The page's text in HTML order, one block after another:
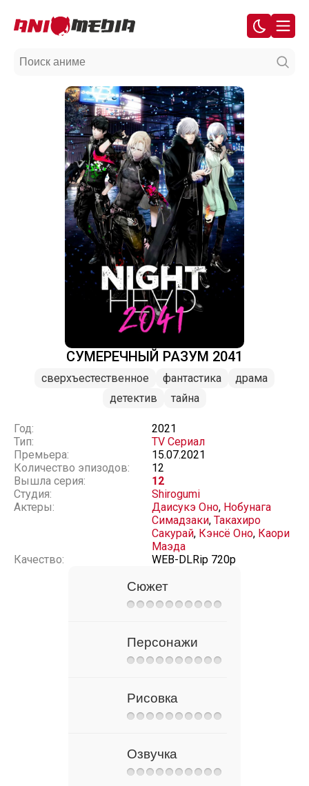
СУМЕРЕЧНЫЙ РАЗУМ 2041
сверхъестественное фантастика
драма
детектив
тайна
Год:
2021
Тип:
TV Сериал
Премьера:
15.07.2021
Количество эпизодов:
12
Вышла серия:
12
Студия:
Shirogumi
Актеры:
Даисукэ Оно, Нобунага
Симадзаки, Такахиро
Сакурай, Кэнсё Оно, Каори
Маэда
Качество:
WEB-DLRip 720p
Сюжет
Персонажи
Рисовка
Озвучка